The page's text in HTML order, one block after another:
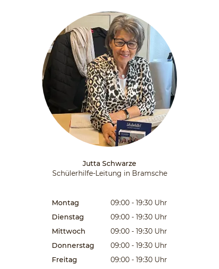
Jutta Schwarze
Schülerhilfe-Leitung in Bramsche
Montag 09:00 - 19:30 Uhr
Dienstag
09:00 - 19:30 Uhr
Mittwoch
09:00 - 19:30 Uhr
Donnerstag
09:00 - 19:30 Uhr
Freitag
09:00 - 19:30 Uhr